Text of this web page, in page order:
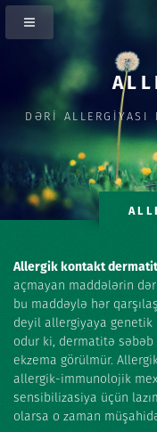
DƏRİ
Allergik kontakt dermatit
açmayan maddələrin
bu maddəylə hər
deyil allergiyaya genetik
odur ki, dermatitə
ekzema görülmür.
allergik-immunolojik
sensibilizasiya üçün
olarsa o zaman